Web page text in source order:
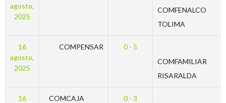
agosto,
2025
COMFENALCO
TOLIMA
16
agosto,
2025
COMPENSAR
0 - 5
COMFAMILIAR
RISARALDA
16
COMCAJA
0 - 3